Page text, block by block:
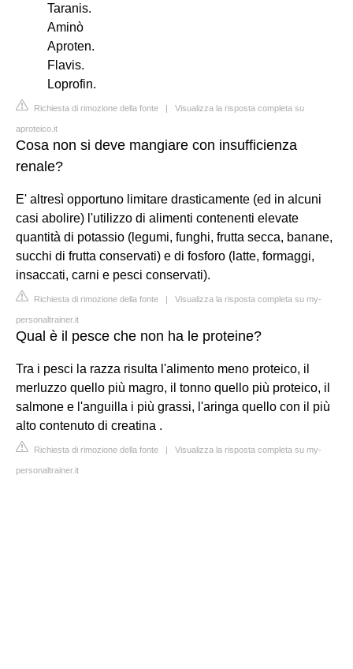
Taranis.
Aminò
Aproten.
Flavis.
Loprofin.
Richiesta di rimozione della fonte | Visualizza la risposta completa su
aproteico.it
Cosa non si deve mangiare con insufficienza
renale?
E' altresì opportuno limitare drasticamente (ed in alcuni
casi abolire) l'utilizzo di alimenti contenenti elevate
quantità di potassio (legumi, funghi, frutta secca, banane,
succhi di frutta conservati) e di fosforo (latte, formaggi,
insaccati, carni e pesci conservati).
Richiesta di rimozione della fonte | Visualizza la risposta completa su my-
personaltrainer.it
Qual è il pesce che non ha le proteine?
Tra i pesci la razza risulta l'alimento meno proteico, il
merluzzo quello più magro, il tonno quello più proteico, il
salmone e l'anguilla i più grassi, l'aringa quello con il più
alto contenuto di creatina .
Richiesta di rimozione della fonte | Visualizza la risposta completa su my-
personaltrainer.it